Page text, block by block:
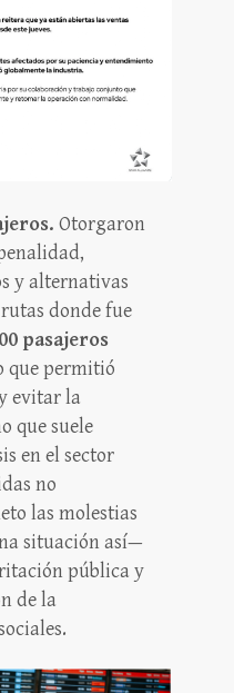
Otorgaron
y alternativas
donde fue
pasajeros
que permitió
evitar la
que suele
en el sector
no
las molestias
situación así—
pública y
de la